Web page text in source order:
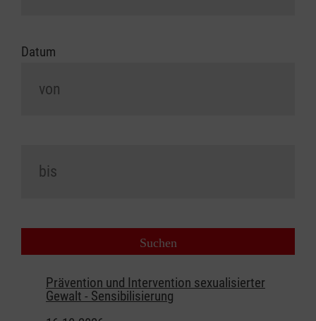
Datum
Prävention und Intervention sexualisierter
Gewalt - Sensibilisierung